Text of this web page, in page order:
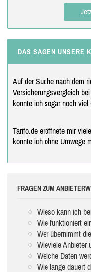
DAS SAGEN UNSERE
Auf der Suche nach dem
Versicherungsvergleich
konnte ich sogar noch viel
Tarifo.de eröffnete mir
konnte ich ohne Umwege
FRAGEN ZUM
Wieso kann ich
Wie funktioniert
Wer übernimmt
Wieviele Anbieter
Welche Daten
Wie lange dauert